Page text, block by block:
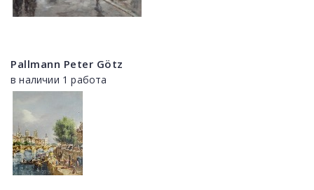
Pallmann Peter Götz
в наличии 1 работа